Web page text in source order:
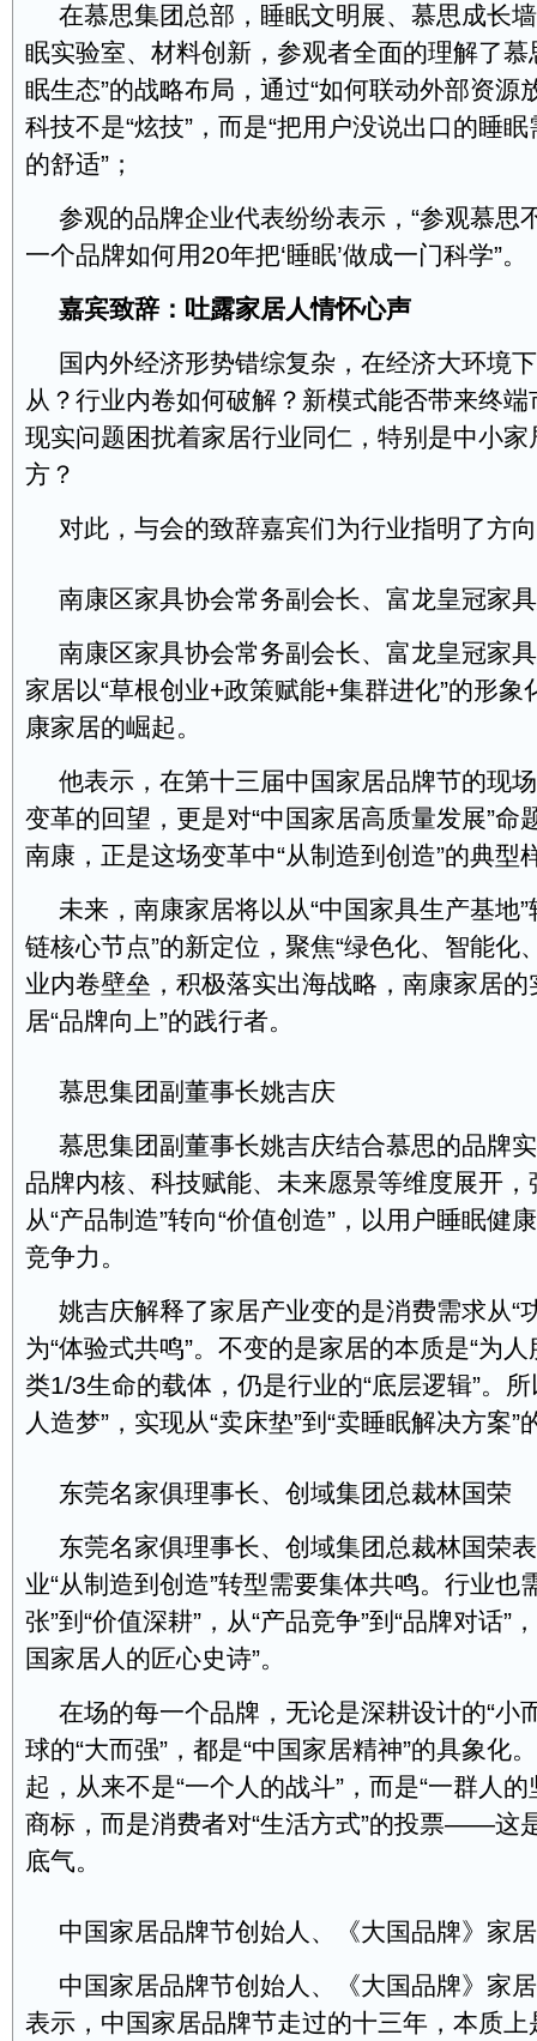
在慕思集团总部，睡眠文明展、慕思成长
眠实验室、材料创新，参观者全面的理解了慕
眠生态”的战略布局，通过“如何联动外部资源
科技不是“炫技”，而是“把用户没说出口的睡
的舒适”；
参观的品牌企业代表纷纷表示，“参观慕思
一个品牌如何用20年把‘睡眠’做成一门科学”。
嘉宾致辞：吐露家居人情怀心声
国内外经济形势错综复杂，在经济大环境
从？行业内卷如何破解？新模式能否带来终
现实问题困扰着家居行业同仁，特别是中小
方？
对此，与会的致辞嘉宾们为行业指明了方
南康区家具协会常务副会长、富龙皇冠家
南康区家具协会常务副会长、富龙皇冠家
家居以“草根创业+政策赋能+集群进化”的形
康家居的崛起。
他表示，在第十三届中国家居品牌节的现
变革的回望，更是对“中国家居高质量发展”
南康，正是这场变革中“从制造到创造”的典型
未来，南康家居将以从“中国家具生产基地
链核心节点”的新定位，聚焦“绿色化、智能化
业内卷壁垒，积极落实出海战略，南康家居
居“品牌向上”的践行者。
慕思集团副董事长姚吉庆
慕思集团副董事长姚吉庆结合慕思的品牌
品牌内核、科技赋能、未来愿景等维度展开
从“产品制造”转向“价值创造”，以用户睡眠健
竞争力。
姚吉庆解释了家居产业变的是消费需求从“
为“体验式共鸣”。不变的是家居的本质是“为
类1/3生命的载体，仍是行业的“底层逻辑”。
人造梦”，实现从“卖床垫”到“卖睡眠解决方案”
东莞名家俱理事长、创域集团总裁林国荣
东莞名家俱理事长、创域集团总裁林国荣
业“从制造到创造”转型需要集体共鸣。行业也
张”到“价值深耕”，从“产品竞争”到“品牌对话”
国家居人的匠心史诗”。
在场的每一个品牌，无论是深耕设计的“小
球的“大而强”，都是“中国家居精神”的具象化
起，从来不是“一个人的战斗”，而是“一群人
商标，而是消费者对“生活方式”的投票——这
底气。
中国家居品牌节创始人、《大国品牌》家
中国家居品牌节创始人、《大国品牌》家
表示，中国家居品牌节走过的十三年，本质上